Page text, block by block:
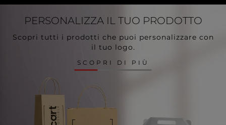
PERSONALIZZA IL TUO PRODOTTO
Scopri tutti i prodotti che puoi personalizzare con
il tuo logo.
SCOPRI DI PIÙ